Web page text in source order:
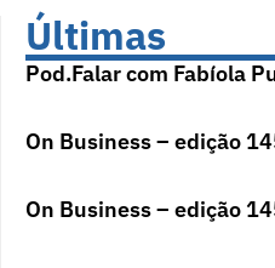
Últimas
Pod.Falar com Fabíola
On Business – edição
On Business – edição